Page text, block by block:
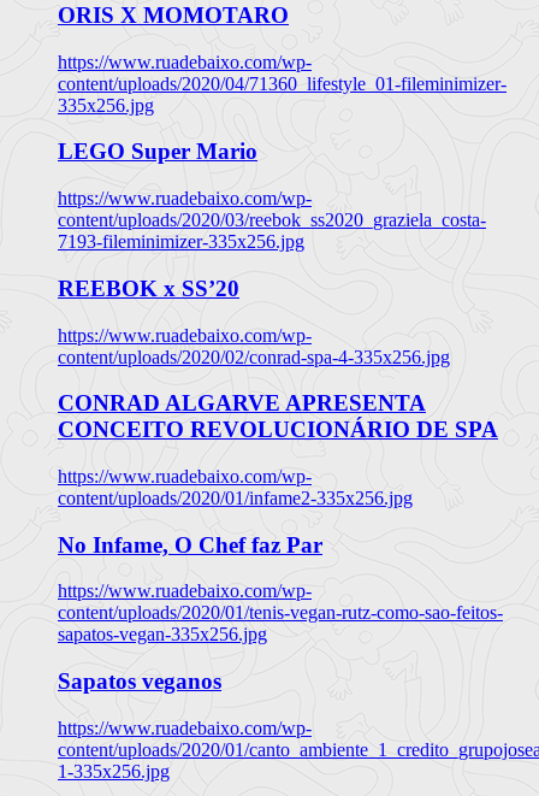
ORIS X MOMOTARO
https://www.ruadebaixo.com/wp-
content/uploads/2020/04/71360_lifestyle_01-fileminimizer-
335x256.jpg
LEGO Super Mario
https://www.ruadebaixo.com/wp-
content/uploads/2020/03/reebok_ss2020_graziela_costa-
7193-fileminimizer-335x256.jpg
REEBOK x SS’20
https://www.ruadebaixo.com/wp-
content/uploads/2020/02/conrad-spa-4-335x256.jpg
CONRAD ALGARVE APRESENTA
CONCEITO REVOLUCIONÁRIO DE SPA
https://www.ruadebaixo.com/wp-
content/uploads/2020/01/infame2-335x256.jpg
No Infame, O Chef faz Par
https://www.ruadebaixo.com/wp-
content/uploads/2020/01/tenis-vegan-rutz-como-sao-feitos-
sapatos-vegan-335x256.jpg
Sapatos veganos
https://www.ruadebaixo.com/wp-
content/uploads/2020/01/
1-335x256.jpg